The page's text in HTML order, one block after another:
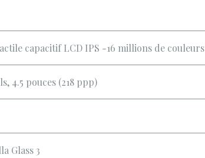
capacitif LCD IPS -16 millions de couleurs
4.5 pouces (218 ppp)
Glass 3